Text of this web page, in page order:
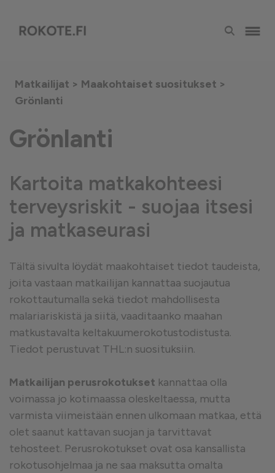
Matkailijat > Maakohtaiset suositukset >
Grönlanti
Grönlanti
Kartoita matkakohteesi
terveysriskit - suojaa itsesi
ja matkaseurasi
Tältä sivulta löydät maakohtaiset tiedot taudeista,
joita vastaan matkailijan kannattaa suojautua
rokottautumalla sekä tiedot mahdollisesta
malariariskistä ja siitä, vaaditaanko maahan
matkustavalta keltakuumerokotustodistusta.
Tiedot perustuvat THL:n suosituksiin.
Matkailijan perusrokotukset kannattaa olla
voimassa jo kotimaassa oleskeltaessa, mutta
varmista viimeistään ennen ulkomaan matkaa, että
olet saanut kattavan suojan ja tarvittavat
tehosteet. Perusrokotukset ovat osa kansallista
rokotusohjelmaa ja ne saa maksutta omalta